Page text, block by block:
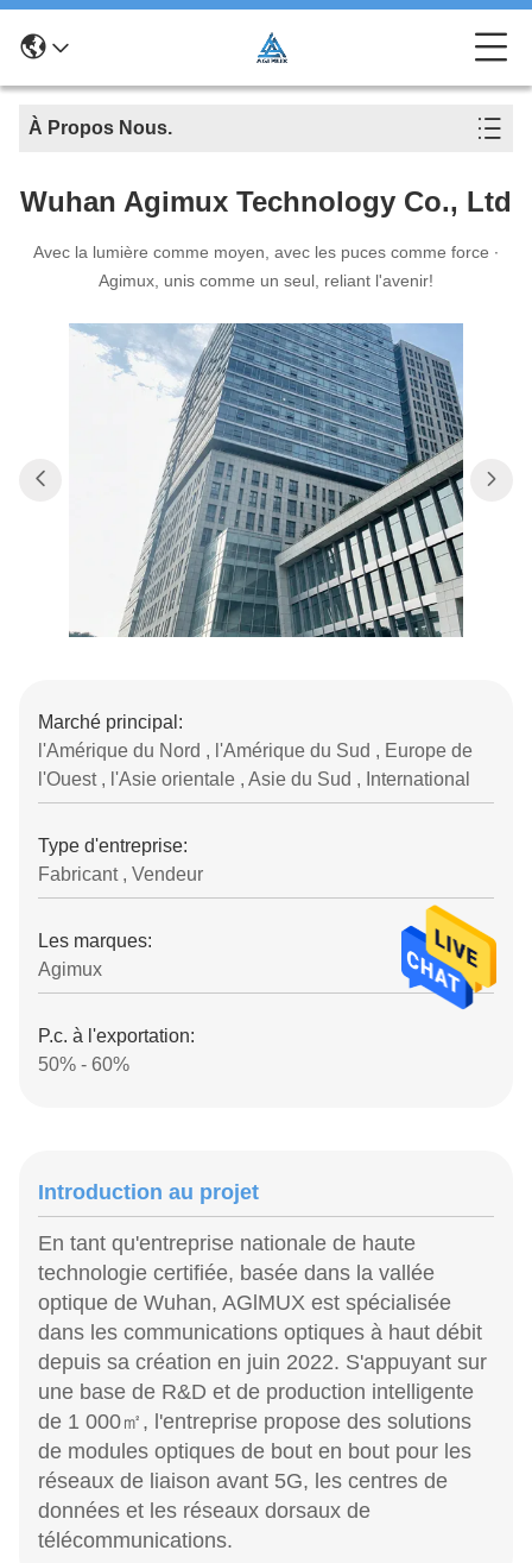
À Propos Nous.
Wuhan Agimux Technology Co., Ltd
Avec la lumière comme moyen, avec les puces comme force ∙
Agimux, unis comme un seul, reliant l'avenir!
Marché principal:
l'Amérique du Nord , l'Amérique du Sud , Europe de
l'Ouest , l'Asie orientale , Asie du Sud , International
Type d'entreprise:
Fabricant , Vendeur
Les marques:
Agimux
P.c. à l'exportation:
50% - 60%
Introduction au projet
En tant qu'entreprise nationale de haute
technologie certifiée, basée dans la vallée
optique de Wuhan, AGlMUX est spécialisée
dans les communications optiques à haut débit
depuis sa création en juin 2022. S'appuyant sur
une base de R&D et de production intelligente
de 1 000㎡, l'entreprise propose des solutions
de modules optiques de bout en bout pour les
réseaux de liaison avant 5G, les centres de
données et les réseaux dorsaux de
télécommunications.